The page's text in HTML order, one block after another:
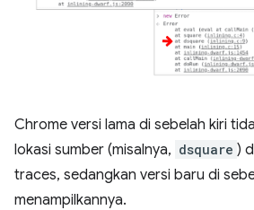
Chrome versi lama di sebelah kiri
lokasi sumber (misalnya, dsquare )
traces, sedangkan versi baru di
menampilkannya.